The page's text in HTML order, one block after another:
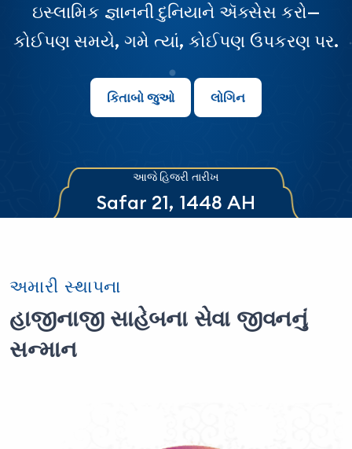
ઇસ્લામિક જ્ઞાનની દુનિયાને ઍક્સેસ કરો—
કોઈપણ સમયે, ગમે ત્યાં, કોઈપણ ઉપકરણ પર.
કિતાબો જુઓ લોગિન
આજે હિજરી તારીખ
Safar 21, 1448 AH
અમારી સ્થાપના
હાજીનાજી સાહેબના સેવા જીવનનું
સન્માન